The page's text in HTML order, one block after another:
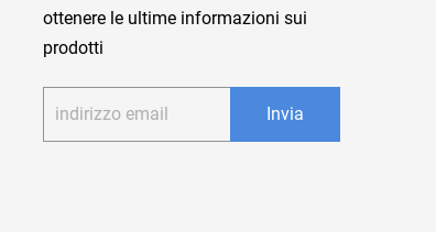
ottenere le ultime informazioni sui
prodotti
Invia